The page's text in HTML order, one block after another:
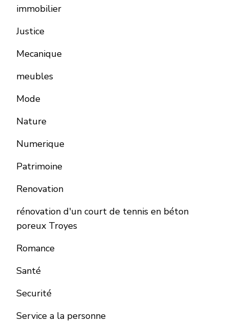
immobilier
Justice
Mecanique
meubles
Mode
Nature
Numerique
Patrimoine
Renovation
rénovation d'un court de tennis en béton
poreux Troyes
Romance
Santé
Securité
Service a la personne